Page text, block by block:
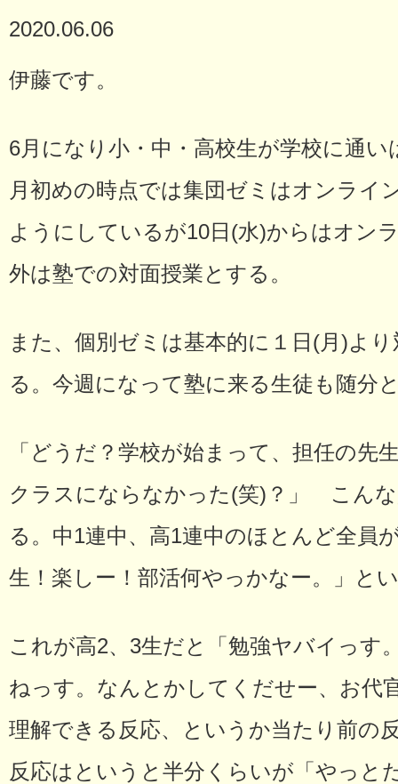
2020.06.06
伊藤です。
6月になり小・中・高校生が学校に通
月初めの時点では集団ゼミはオンライ
ようにしているが10日(水)からはオン
外は塾での対面授業とする。
また、個別ゼミは基本的に１日(月)よ
る。今週になって塾に来る生徒も随分
「どうだ？学校が始まって、担任の
クラスにならなかった(笑)？」 こん
る。中1連中、高1連中のほとんど全員
生！楽しー！部活何やっかなー。」と
これが高2、3生だと「勉強ヤバイっす
ねっす。なんとかしてくだせー、お代
理解できる反応、というか当たり前の
反応はというと半分くらいが「やっと